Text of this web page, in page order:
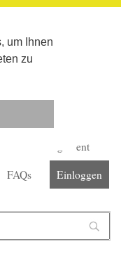
um Ihnen
zu
Corona-Management
FAQs Einloggen